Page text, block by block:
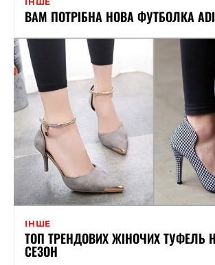
ВАМ ПОТРІБНА НОВА ФУТБОЛКА
ІНШЕ
ТОП ТРЕНДОВИХ ЖІНОЧИХ ТУФЕЛЬ
СЕЗОН